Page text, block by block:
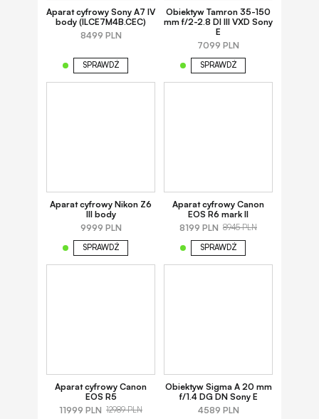
Aparat cyfrowy Sony A7 IV
body (ILCE7M4B.CEC)
8499 PLN
SPRAWDŹ
Obiektyw Tamron 35-150
mm f/2-2.8 DI III VXD Sony
E
7099 PLN
SPRAWDŹ
Aparat cyfrowy Nikon Z6
III body
9999 PLN
SPRAWDŹ
Aparat cyfrowy Canon
EOS R6 mark II
8199 PLN 8945 PLN
SPRAWDŹ
Aparat cyfrowy Canon
EOS R5
11999 PLN 12989 PLN
Obiektyw Sigma A 20 mm
f/1.4 DG DN Sony E
4589 PLN